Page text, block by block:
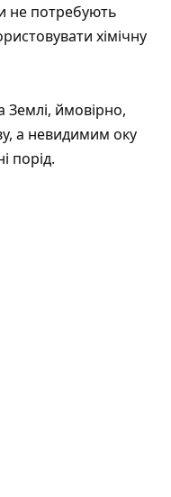
не потребують
хімічну
Землі, ймовірно,
а невидимим оку
порід.